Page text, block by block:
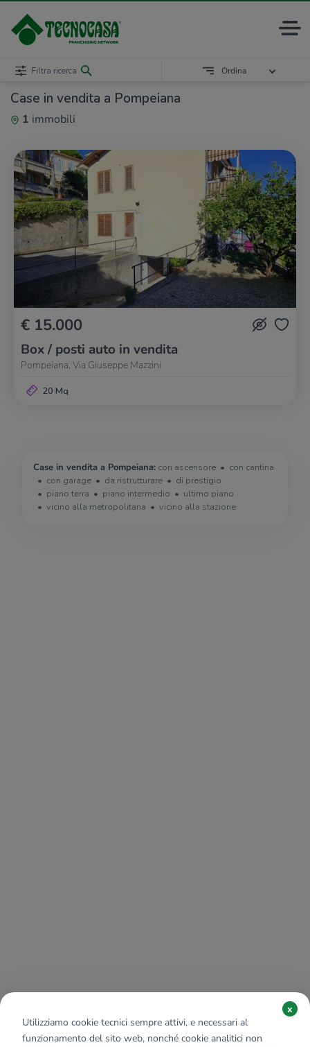
Case in vendita a Pompeiana
1 immobili
Filtra ricerca Ordina
€ 15.000
Box / posti auto in vendita
Pompeiana, Via Giuseppe Mazzini
20 Mq
Case in vendita a Pompeiana: con ascensore
con cantina
con garage
da ristrutturare
di prestigio
piano terra
piano intermedio
ultimo piano
vicino alla metropolitana
vicino alla stazione
Utilizziamo cookie tecnici sempre attivi, e necessari al
funzionamento del sito web, nonché cookie analitici non
x